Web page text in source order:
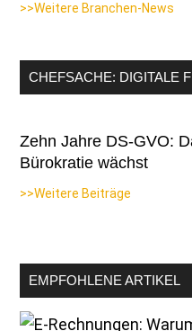
>>Weitere Branchen-News
CHEFSACHE: DIGITALE
Zehn Jahre DS-GVO:
Bürokratie wächst
>>Weitere Beiträge
EMPFOHLENE ARTIKEL